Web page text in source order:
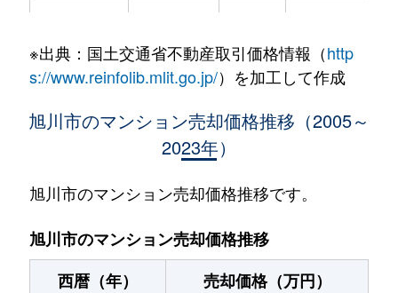
錦町
850万円 旭川 徒歩45分
1,700万円
北門町
1,700万円 旭川 徒歩45分
緑町
950万円 旭川
宮下通
旭川 徒歩3分
※出典：国土交通省不動産取引価格情報（http
s://www.reinfolib.mlit.go.jp/）を加工して作成
旭川市のマンション売却価格推移（2005～
2023年）
旭川市のマンション売却価格推移です。
旭川市のマンション売却価格推移
西暦（年）
売却価格（万円）